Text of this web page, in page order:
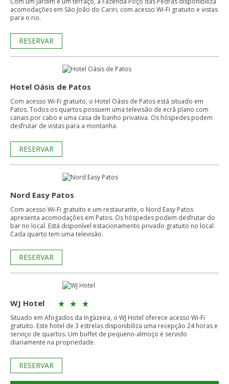
acomodações em São João do Cariri, com acesso Wi-Fi gratuito e vistas
para o rio.
RESERVAR
Hotel Oásis de Patos
Com acesso Wi-Fi gratuito, o Hotel Oásis de Patos está situado em
Patos. Todos os quartos possuem uma televisão de ecrã plano com
canais por cabo e uma casa de banho privativa. Os hóspedes podem
desfrutar de vistas para a montanha.
RESERVAR
Nord Easy Patos
Com acesso Wi-Fi gratuito e um restaurante, o Nord Easy Patos
apresenta acomodações em Patos. Os hóspedes podem desfrutar do
bar no local. Está disponível estacionamento privado gratuito no local.
Cada quarto tem uma televisão.
RESERVAR
WJ Hotel
Situado em Afogados da Ingàzeira, o WJ Hotel oferece acesso Wi-Fi
gratuito. Este hotel de 3 estrelas disponibiliza uma recepção 24 horas e
serviço de quartos. Um buffet de pequeno-almoço é servido
diariamente na propriedade.
RESERVAR